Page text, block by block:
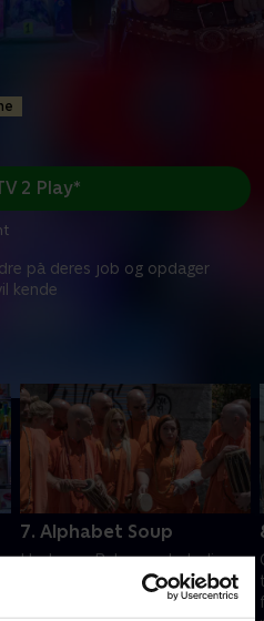
på deres job og opdager
kende
2 Play*
7. Alphabet Soup
Hache og Belen er pludselig
berømte. Oli inviterer dem til